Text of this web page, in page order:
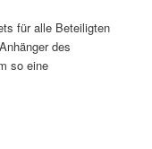
für alle Beteiligten
des
so eine